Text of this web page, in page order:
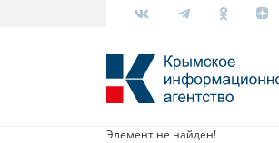
Элемент не найден!